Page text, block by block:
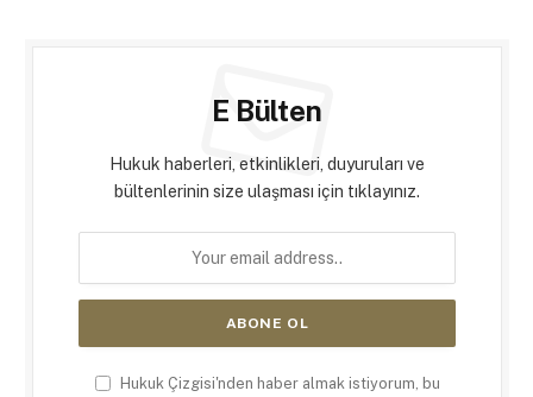
E Bülten
Hukuk haberleri, etkinlikleri, duyuruları ve
bültenlerinin size ulaşması için tıklayınız.
Hukuk Çizgisi'nden haber almak istiyorum, bu